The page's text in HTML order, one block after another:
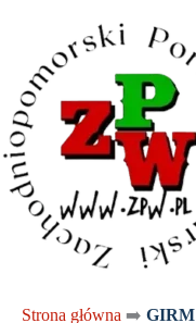
treści
Strona główna ➡️ GIRM